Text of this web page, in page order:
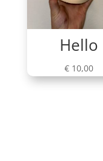
Hello
€10,00